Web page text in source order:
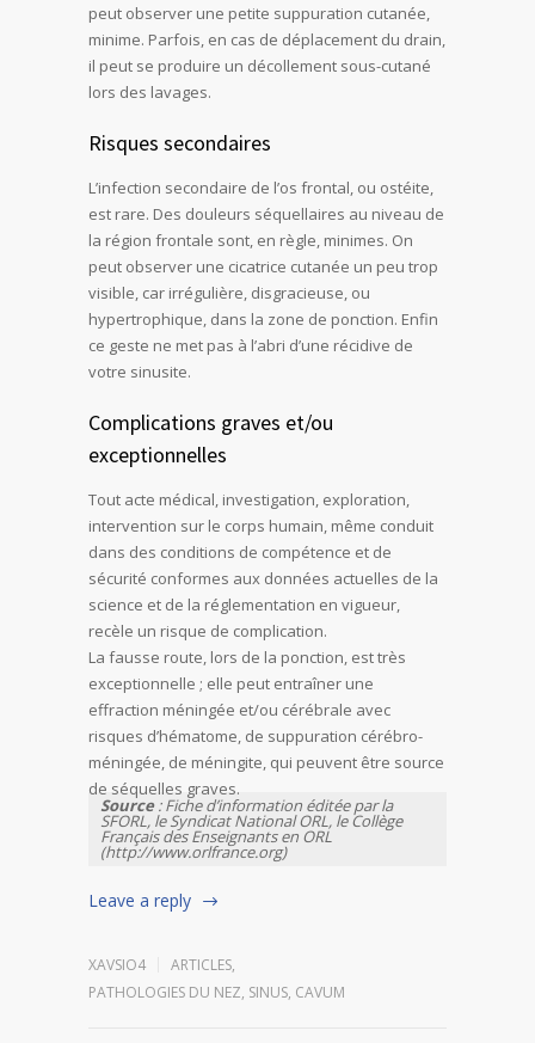
peut observer une petite suppuration cutanée,
minime. Parfois, en cas de déplacement du drain,
il peut se produire un décollement sous-cutané
lors des lavages.
Risques secondaires
L’infection secondaire de l’os frontal, ou ostéite,
est rare. Des douleurs séquellaires au niveau de
la région frontale sont, en règle, minimes. On
peut observer une cicatrice cutanée un peu trop
visible, car irrégulière, disgracieuse, ou
hypertrophique, dans la zone de ponction. Enfin
ce geste ne met pas à l’abri d’une récidive de
votre sinusite.
Complications graves et/ou
exceptionnelles
Tout acte médical, investigation, exploration,
intervention sur le corps humain, même conduit
dans des conditions de compétence et de
sécurité conformes aux données actuelles de la
science et de la réglementation en vigueur,
recèle un risque de complication.
La fausse route, lors de la ponction, est très
exceptionnelle ; elle peut entraîner une
effraction méningée et/ou cérébrale avec
risques d’hématome, de suppuration cérébro-
méningée, de méningite, qui peuvent être source
de séquelles graves.
Source: Fiche d’information éditée par la
SFORL, le Syndicat National ORL, le Collège
Français des Enseignants en ORL
(http://www.orlfrance.org)
Leave a reply
XAVSIO4 ARTICLES,
PATHOLOGIES DU NEZ, SINUS, CAVUM